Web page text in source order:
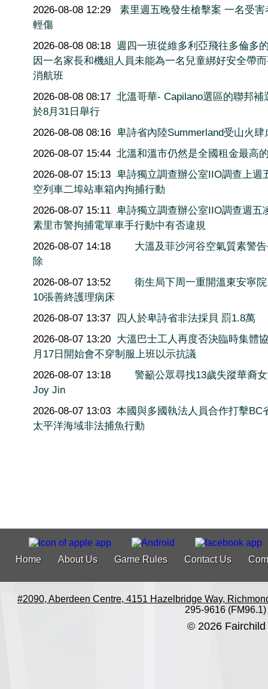
2026-08-08 12:29
素里週五晚發生槍擊案 一名受害
輕傷
2026-08-08 08:18 週四一班從維多利亞飛往多倫多
因一名家長和機組人員未能為一名兒童綁好安全帶
消航班
2026-08-08 08:17 北溫哥華- Capilano選區的聯邦補
於8月31日舉行
2026-08-08 08:16 卑詩省內陸Summerland受山火肆
2026-08-07 15:44 北溫和溫市仍然是全國租金最高
2026-08-07 15:13 卑詩獨立調查辦公室IIO調查上週
空列車二埠站車箱內拘捕行動
2026-08-07 15:11 卑詩獨立調查辦公室IIO調查週五
素里市警拘捕電單車手行動中有否違規
2026-08-07 14:18
大溫及菲沙河谷空氣質素警
除
2026-08-07 13:52
衛生局下周一重開溫東安寧
10張善終護理病床
2026-08-07 13:37 四人於卑詩省非法採貝 罰1.8萬
2026-08-07 13:20 大溫巴士工人再度否決臨時集體
月17日開始會不穿制服上班以示抗議
2026-08-07 13:18
警籲公眾尋找13歲失蹤華裔
Joy Jin
2026-08-07 13:03 本國與多國執法人員合作打擊BC
太平洋海域非法捕魚行動
Home About Us Game Rules Contact Us
#2090, Aberdeen Centre, 4151 Hazelbridge Way,
295-9616 (FM96.1)
© 2026 Fairchild